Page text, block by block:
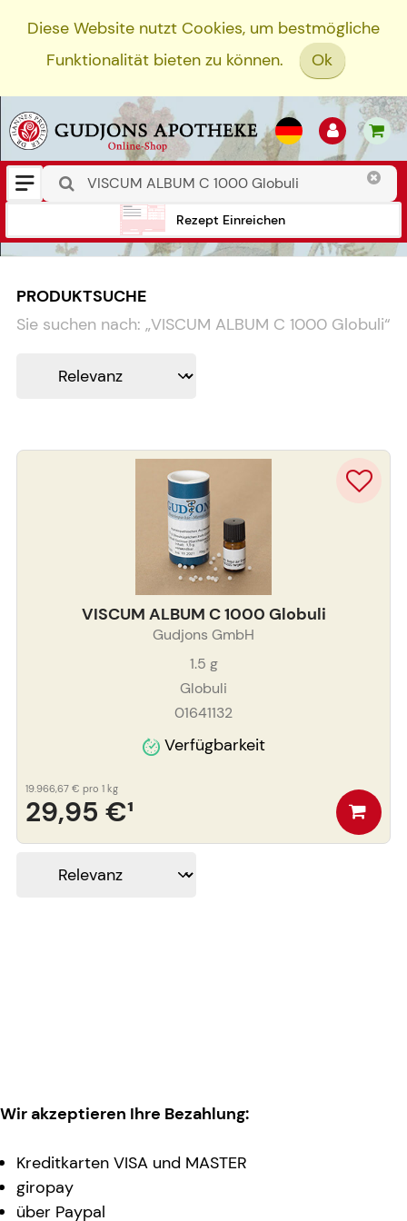
Diese Website nutzt Cookies, um bestmögliche
Funktionalität bieten zu können.
Ok
Rezept Einreichen
PRODUKTSUCHE
Sie suchen nach: „VISCUM ALBUM C 1000 Globuli“
VISCUM ALBUM C 1000 Globuli
Gudjons GmbH
1.5 g
Globuli
01641132
Verfügbarkeit
29,95 €¹
19.966,67 € pro 1 kg
Wir akzeptieren Ihre Bezahlung:
Kreditkarten VISA und MASTER
giropay
über Paypal